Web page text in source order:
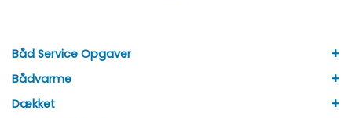
Båd Service Opgaver +
Bådvarme +
Dækket +